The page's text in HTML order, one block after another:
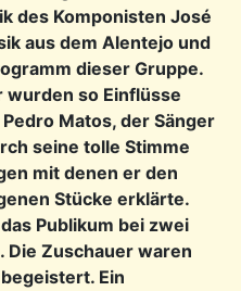
des Komponisten José
aus dem Alentejo und
dieser Gruppe.
wurden so Einflüsse
Matos, der Sänger
seine tolle Stimme
mit denen er den
Stücke erklärte.
Publikum bei zwei
Die Zuschauer waren
Ein